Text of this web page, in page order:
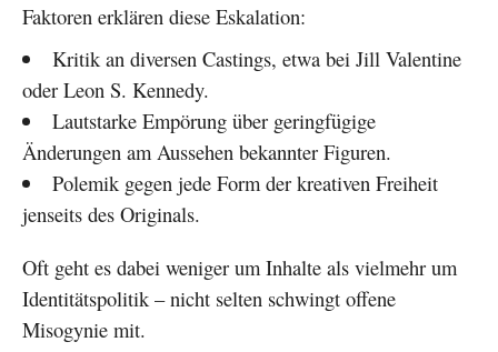
Faktoren erklären diese Eskalation:
Kritik an diversen Castings, etwa bei Jill Valentine
oder Leon S. Kennedy.
Lautstarke Empörung über geringfügige
Änderungen am Aussehen bekannter Figuren.
Polemik gegen jede Form der kreativen Freiheit
jenseits des Originals.
Oft geht es dabei weniger um Inhalte als vielmehr um
Identitätspolitik – nicht selten schwingt offene
Misogynie mit.